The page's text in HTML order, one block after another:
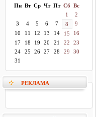
Пн Вт Ср Чт Пт Сб Вс
1
2
3
4 5 6 7 8
9
10
11 12 13 14 15
16
17
18 19 20 21 22
23
24
25 26 27 28 29
30
31
РЕКЛАМА